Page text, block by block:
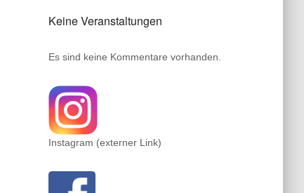
Keine Veranstaltungen
Es sind keine Kommentare vorhanden.
Instagram (externer Link)